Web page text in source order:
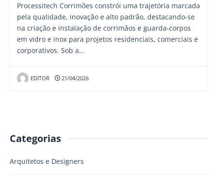
Processitech Corrimões constrói uma trajetória marcada
pela qualidade, inovação e alto padrão, destacando-se
na criação e instalação de corrimãos e guarda-corpos
em vidro e inox para projetos residenciais, comerciais e
corporativos. Sob a…
EDITOR 21/04/2026
Categorias
Arquitetos e Designers